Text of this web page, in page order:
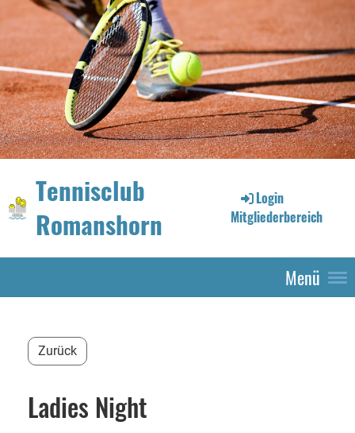
Tennisclub
Romanshorn
Login
Mitgliederbereich
Menü
Zurück
Ladies Night